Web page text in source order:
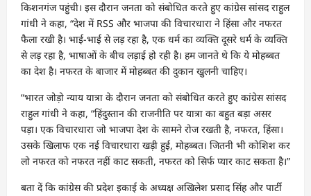
किशनगंज पहुंची। इस दौरान जनता को संबोधित करते हुए कांग्रेस सांसद राहुल
गांधी ने कहा, “देश में RSS और भाजपा की विचारधारा ने हिंसा और नफरत
फैला रखी है। भाई-भाई से लड़ रहा है, एक धर्म का व्यक्ति दूसरे धर्म के व्यक्ति
से लड़ रहा है, भाषाओं के बीच लड़ाई हो रही है। हम जानते थे कि ये मोहब्बत
का देश है। नफरत के बाजार में मोहब्बत की दुकान खुलनी चाहिए।
“भारत जोड़ो न्याय यात्रा के दौरान जनता को संबोधित करते हुए कांग्रेस सांसद
राहुल गांधी ने कहा, “हिंदुस्तान की राजनीति पर यात्रा का बहुत बड़ा असर
पड़ा। एक विचारधारा जो भाजपा देश के सामने रोज रखती है, नफरत, हिंसा।
उसके खिलाफ एक नई विचारधारा खड़ी हुई, मोहब्बत। जितनी भी कोशिश कर
लो नफरत को नफरत नहीं काट सकती, नफरत को सिर्फ प्यार काट सकता है।”
बता दें कि कांग्रेस की प्रदेश इकाई के अध्यक्ष अखिलेश प्रसाद सिंह और पार्टी